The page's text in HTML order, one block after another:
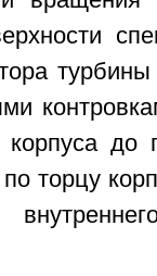
до
торцу